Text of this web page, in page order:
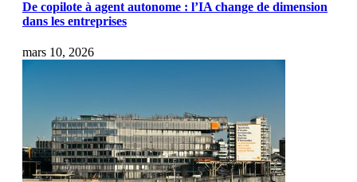
De copilote à agent autonome : l’IA change de dimension
dans les entreprises
mars 10, 2026